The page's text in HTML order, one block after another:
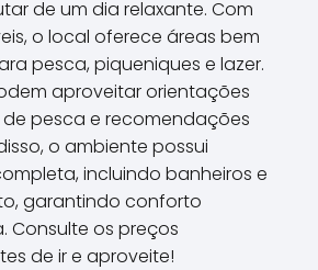
de um dia relaxante. Com
o local oferece áreas bem
pesca, piqueniques e lazer.
aproveitar orientações
pesca e recomendações
o ambiente possui
incluindo banheiros e
garantindo conforto
Consulte os preços
de ir e aproveite!